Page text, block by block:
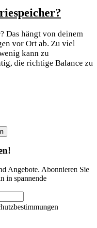
viel
Das hängt von deinem
vor Ort ab. Zu viel
kann zu
die richtige Balance zu
Angebote. Abonnieren Sie
in spannende